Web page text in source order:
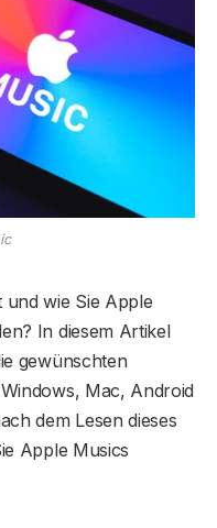
und wie Sie Apple
In diesem Artikel
gewünschten
Mac, Android
dem Lesen dieses
Apple Musics